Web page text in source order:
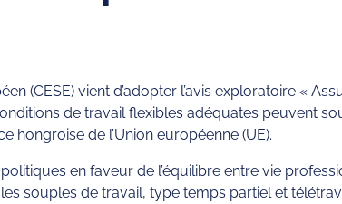
(CESE) vient d’adopter l’avis exploratoire «
de travail flexibles adéquates peuvent
hongroise de l’Union européenne (UE).
politiques en faveur de l’équilibre entre vie
souples de travail, type temps partiel et